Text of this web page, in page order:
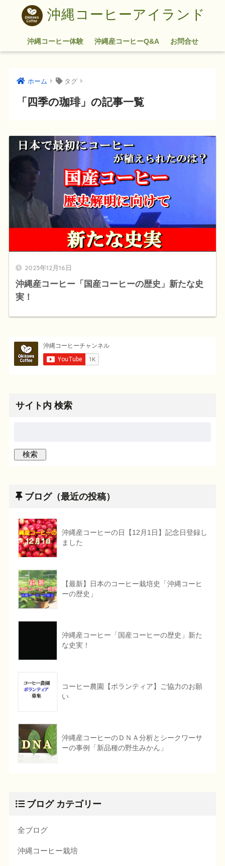
沖縄コーヒーアイランド
沖縄コーヒー体験 沖縄産コーヒーQ&A お問合せ
ホーム タグ
「四季の珈琲」の記事一覧
2023年12月16日
沖縄産コーヒー「国産コーヒーの歴史」新たな史
実！
サイト内 検索
ブログ（最近の投稿）
沖縄産コーヒーの日【12月1日】記念日登録し
ました
【最新】日本のコーヒー栽培史「沖縄コーヒ
ーの歴史」
沖縄産コーヒー「国産コーヒーの歴史」新た
な史実！
コーヒー農園【ボランティア】ご協力のお願
い
沖縄産コーヒーのＤＮＡ分析とシークワーサ
ーの事例「新品種の野生みかん」
ブログ カテゴリー
全ブログ
沖縄コーヒー栽培